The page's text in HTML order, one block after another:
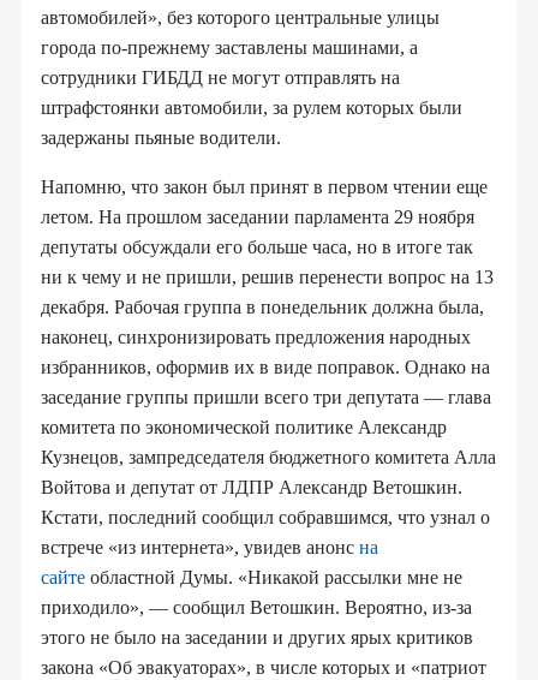
автомобилей», без которого центральные улицы
города по-прежнему заставлены машинами, а
сотрудники ГИБДД не могут отправлять на
штрафстоянки автомобили, за рулем которых были
задержаны пьяные водители.
Напомню, что закон был принят в первом чтении еще
летом. На прошлом заседании парламента 29 ноября
депутаты обсуждали его больше часа, но в итоге так
ни к чему и не пришли, решив перенести вопрос на 13
декабря. Рабочая группа в понедельник должна была,
наконец, синхронизировать предложения народных
избранников, оформив их в виде поправок. Однако на
заседание группы пришли всего три депутата — глава
комитета по экономической политике Александр
Кузнецов, зампредседателя бюджетного комитета Алла
Войтова и депутат от ЛДПР Александр Ветошкин.
Кстати, последний сообщил собравшимся, что узнал о
встрече «из интернета», увидев анонс на
сайте областной Думы. «Никакой рассылки мне не
приходило», — сообщил Ветошкин. Вероятно, из-за
этого не было на заседании и других ярых критиков
закона «Об эвакуаторах», в числе которых и «патриот